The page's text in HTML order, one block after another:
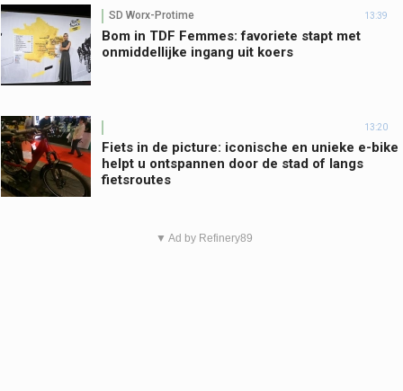
SD Worx-Protime 13:39
Bom in TDF Femmes: favoriete stapt met
onmiddellijke ingang uit koers
13:20
Fiets in de picture: iconische en unieke e-bike
helpt u ontspannen door de stad of langs
fietsroutes
▼ Ad by Refinery89